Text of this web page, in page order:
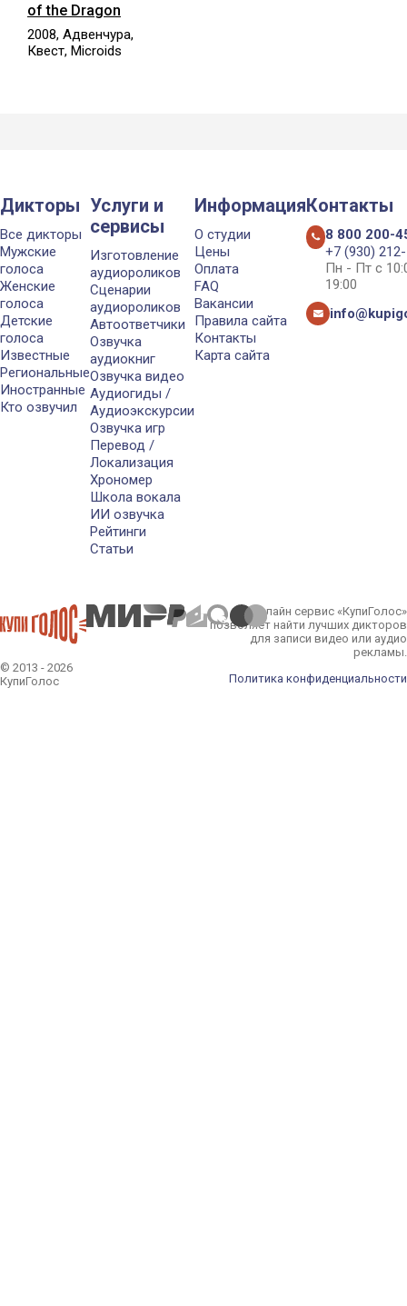
of the Dragon
2008, Адвенчура,
Квест, Microids
Дикторы
Все дикторы
Мужские
голоса
Женские
голоса
Детские
голоса
Известные
Региональные
Иностранные
Кто озвучил
Услуги и
сервисы
Изготовление
аудиороликов
Сценарии
аудиороликов
Автоответчики
Озвучка
аудиокниг
Озвучка видео
Аудиогиды /
Аудиоэкскурсии
Озвучка игр
Перевод /
Локализация
Хрономер
Школа вокала
ИИ озвучка
Рейтинги
Статьи
Информация
О студии
Цены
Оплата
FAQ
Вакансии
Правила сайта
Контакты
Карта сайта
Контакты
8 800 200-
+7 (930)
Пн - Пт с
19:00
© 2013 - 2026
КупиГолос
Онлайн сервис «КупиГолос»
позволяет найти лучших дикторов
для записи видео или аудио
рекламы.
Политика конфиденциальности